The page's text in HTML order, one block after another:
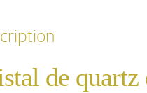
de quartz